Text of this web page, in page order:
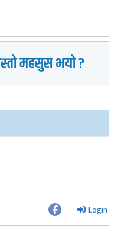
महसुस भयो ?
Login